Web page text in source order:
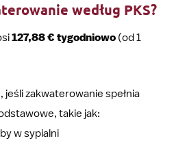
według PKS?
127,88 € tygodniowo (od 1
jeśli zakwaterowanie spełnia
takie jak:
w sypialni